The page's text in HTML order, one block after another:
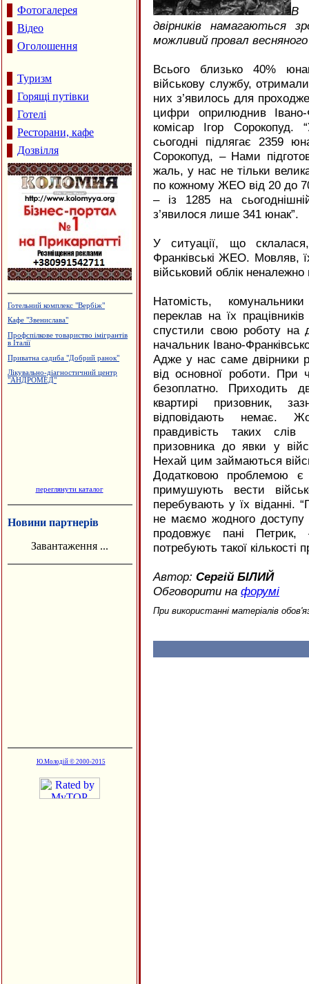
Фотогалерея
Відео
Оголошення
Туризм
Горящі путівки
Готелі
Ресторани, кафе
Дозвілля
Готельний комплекс "Вербіж"
Кафе "Звенислава"
Профспілкове товариство імігрантів
в Італії
Приватна садиба "Добрий ранок"
Лікувально-діагностичний центр
"АНДРОМЕД"
переглянути каталог
Новини партнерів
Завантаження ...
Ю.Молодій © 2000-2015
В
двірників намагаються
можливий провал весняного
Всього близько 40%
військову службу,
них з’явилось для
цифри оприлюднив Івано-
комісар Ігор Сорокопуд.
сьогодні підлягає 2359
Сорокопуд, – Нами
жаль, у нас не тільки
по кожному ЖЕО від 20 до
– із 1285 на
з’явилося лише 341 юнак”.
У ситуації, що склалася,
Франківські ЖЕО. Мовляв,
військовий облік
Натомість,
переклав на їх
спустили свою роботу на
начальник Івано-
Адже у нас саме двірники
від основної роботи.
безоплатно. Приходить
квартирі призовник,
відповідають немає.
правдивість таких
призовника до явки у
Нехай цим займаються
Додатковою проблемою
примушують вести
перебувають у їх
не маємо жодного
продовжує пані
потребують такої кількості
Автор: Сергій БІЛИЙ
Обговорити на форумі
При використанні матеріалів